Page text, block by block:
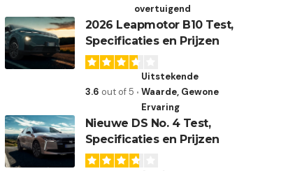
overtuigend
2026 Leapmotor B10 Test,
Specificaties en Prijzen
3.6 out of 5
Uitstekende
Waarde, Gewone
Ervaring
Nieuwe DS No. 4 Test,
Specificaties en Prijzen